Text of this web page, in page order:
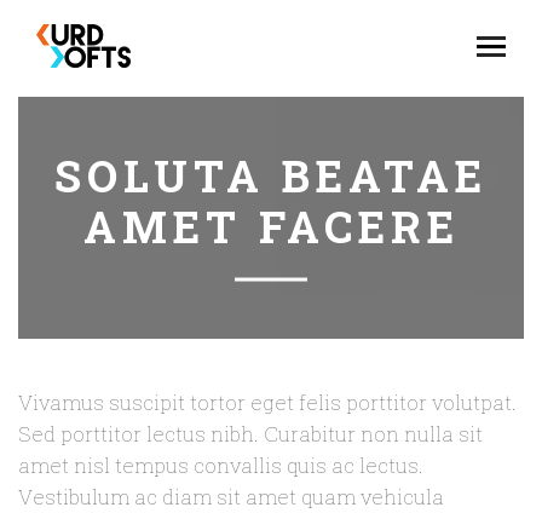
SOLUTA BEATAE
AMET FACERE
Vivamus suscipit tortor eget felis porttitor volutpat.
Sed porttitor lectus nibh. Curabitur non nulla sit
amet nisl tempus convallis quis ac lectus.
Vestibulum ac diam sit amet quam vehicula